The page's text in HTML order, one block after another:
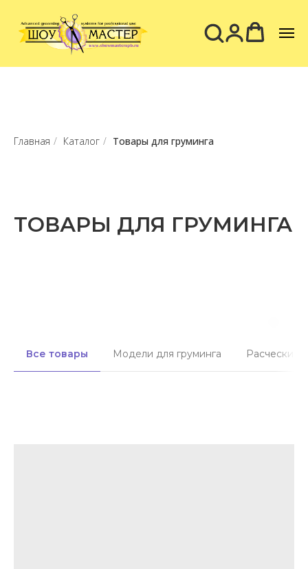
Главная / Каталог / Товары для груминга
ТОВАРЫ ДЛЯ ГРУМИНГА
Все товары Модели для груминга Расчески